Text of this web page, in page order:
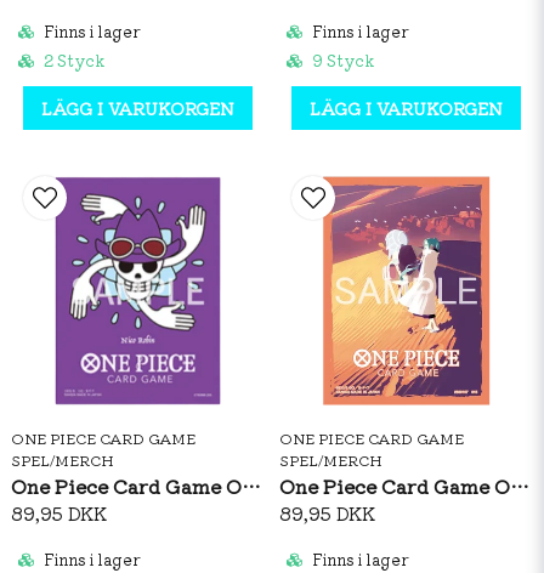
Finns i lager
2 Styck
LÄGG I VARUKORGEN
Finns i lager
9 Styck
LÄGG I VARUKORGEN
ONE PIECE CARD GAME
SPEL/MERCH
One Piece Card Game Official Sleeves: Premium Matte Nico Robin
89,95 DKK
Finns i lager
ONE PIECE CARD GAME
SPEL/MERCH
One Piece Card Game Official Sleeves: Nefeltari Vivi Vol.5
89,95 DKK
Finns i lager